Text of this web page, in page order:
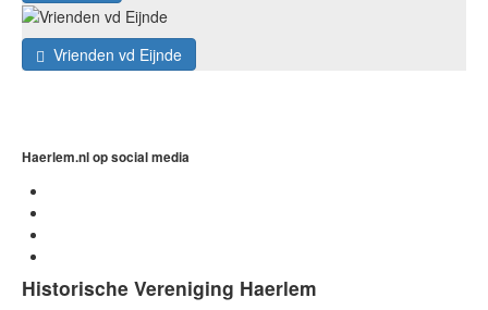
Vrienden vd Eijnde
Haerlem.nl op social media
Historische Vereniging Haerlem